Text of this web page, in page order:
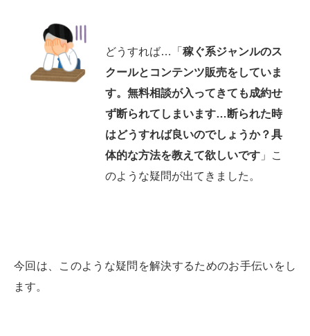
どうすれば…「 稼ぐ系ジャンルのス
クールとコンテンツ販売をしていま
す。無料相談が入ってきても成約せ
ず断られてしまいます…断られた時
はどうすれば良いのでしょうか？具
体的な方法を教えて欲しいです 」こ
のような疑問が出てきました。
今回は、このような疑問を解決するためのお手伝いをし
ます。